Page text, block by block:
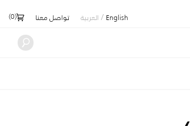
English
/ العربية تواصل معنا (
0
)